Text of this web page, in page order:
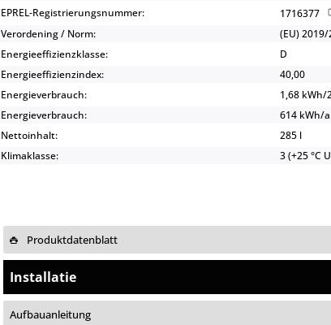
EPREL-Registrierungsnummer:
1716377
Verordening / Norm:
(EU)
Energieeffizienzklasse:
D
Energieeffizienzindex:
40,00
Energieverbrauch:
1,68 kWh/
Energieverbrauch:
614 kWh/
Nettoinhalt:
285 l
Klimaklasse:
3 (+25 °C
Produktdatenblatt
Installatie
Aufbauanleitung